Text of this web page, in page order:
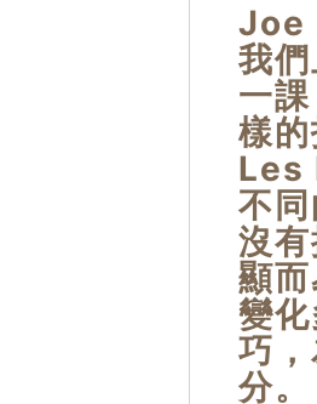
Joe
我
一
樣
Les
不
沒
顯
變
巧
分。